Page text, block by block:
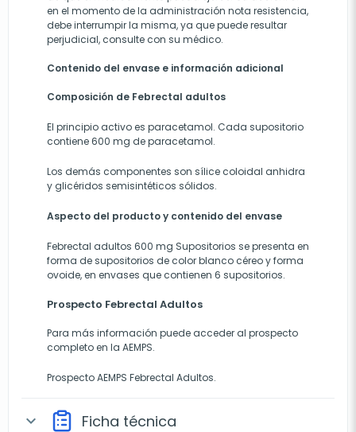
en el momento de la administración nota resistencia,
debe interrumpir la misma, ya que puede resultar
perjudicial, consulte con su médico.
Contenido del envase e información adicional
Composición de Febrectal adultos
El principio activo es paracetamol. Cada supositorio
contiene 600 mg de paracetamol.
Los demás componentes son sílice coloidal anhidra
y glicéridos semisintéticos sólidos.
Aspecto del producto y contenido del envase
Febrectal adultos 600 mg Supositorios se presenta en
forma de supositorios de color blanco céreo y forma
ovoide, en envases que contienen 6 supositorios.
Prospecto Febrectal Adultos
Para más información puede acceder al prospecto
completo en la AEMPS.
Prospecto AEMPS Febrectal Adultos.
expand_more Ficha técnica